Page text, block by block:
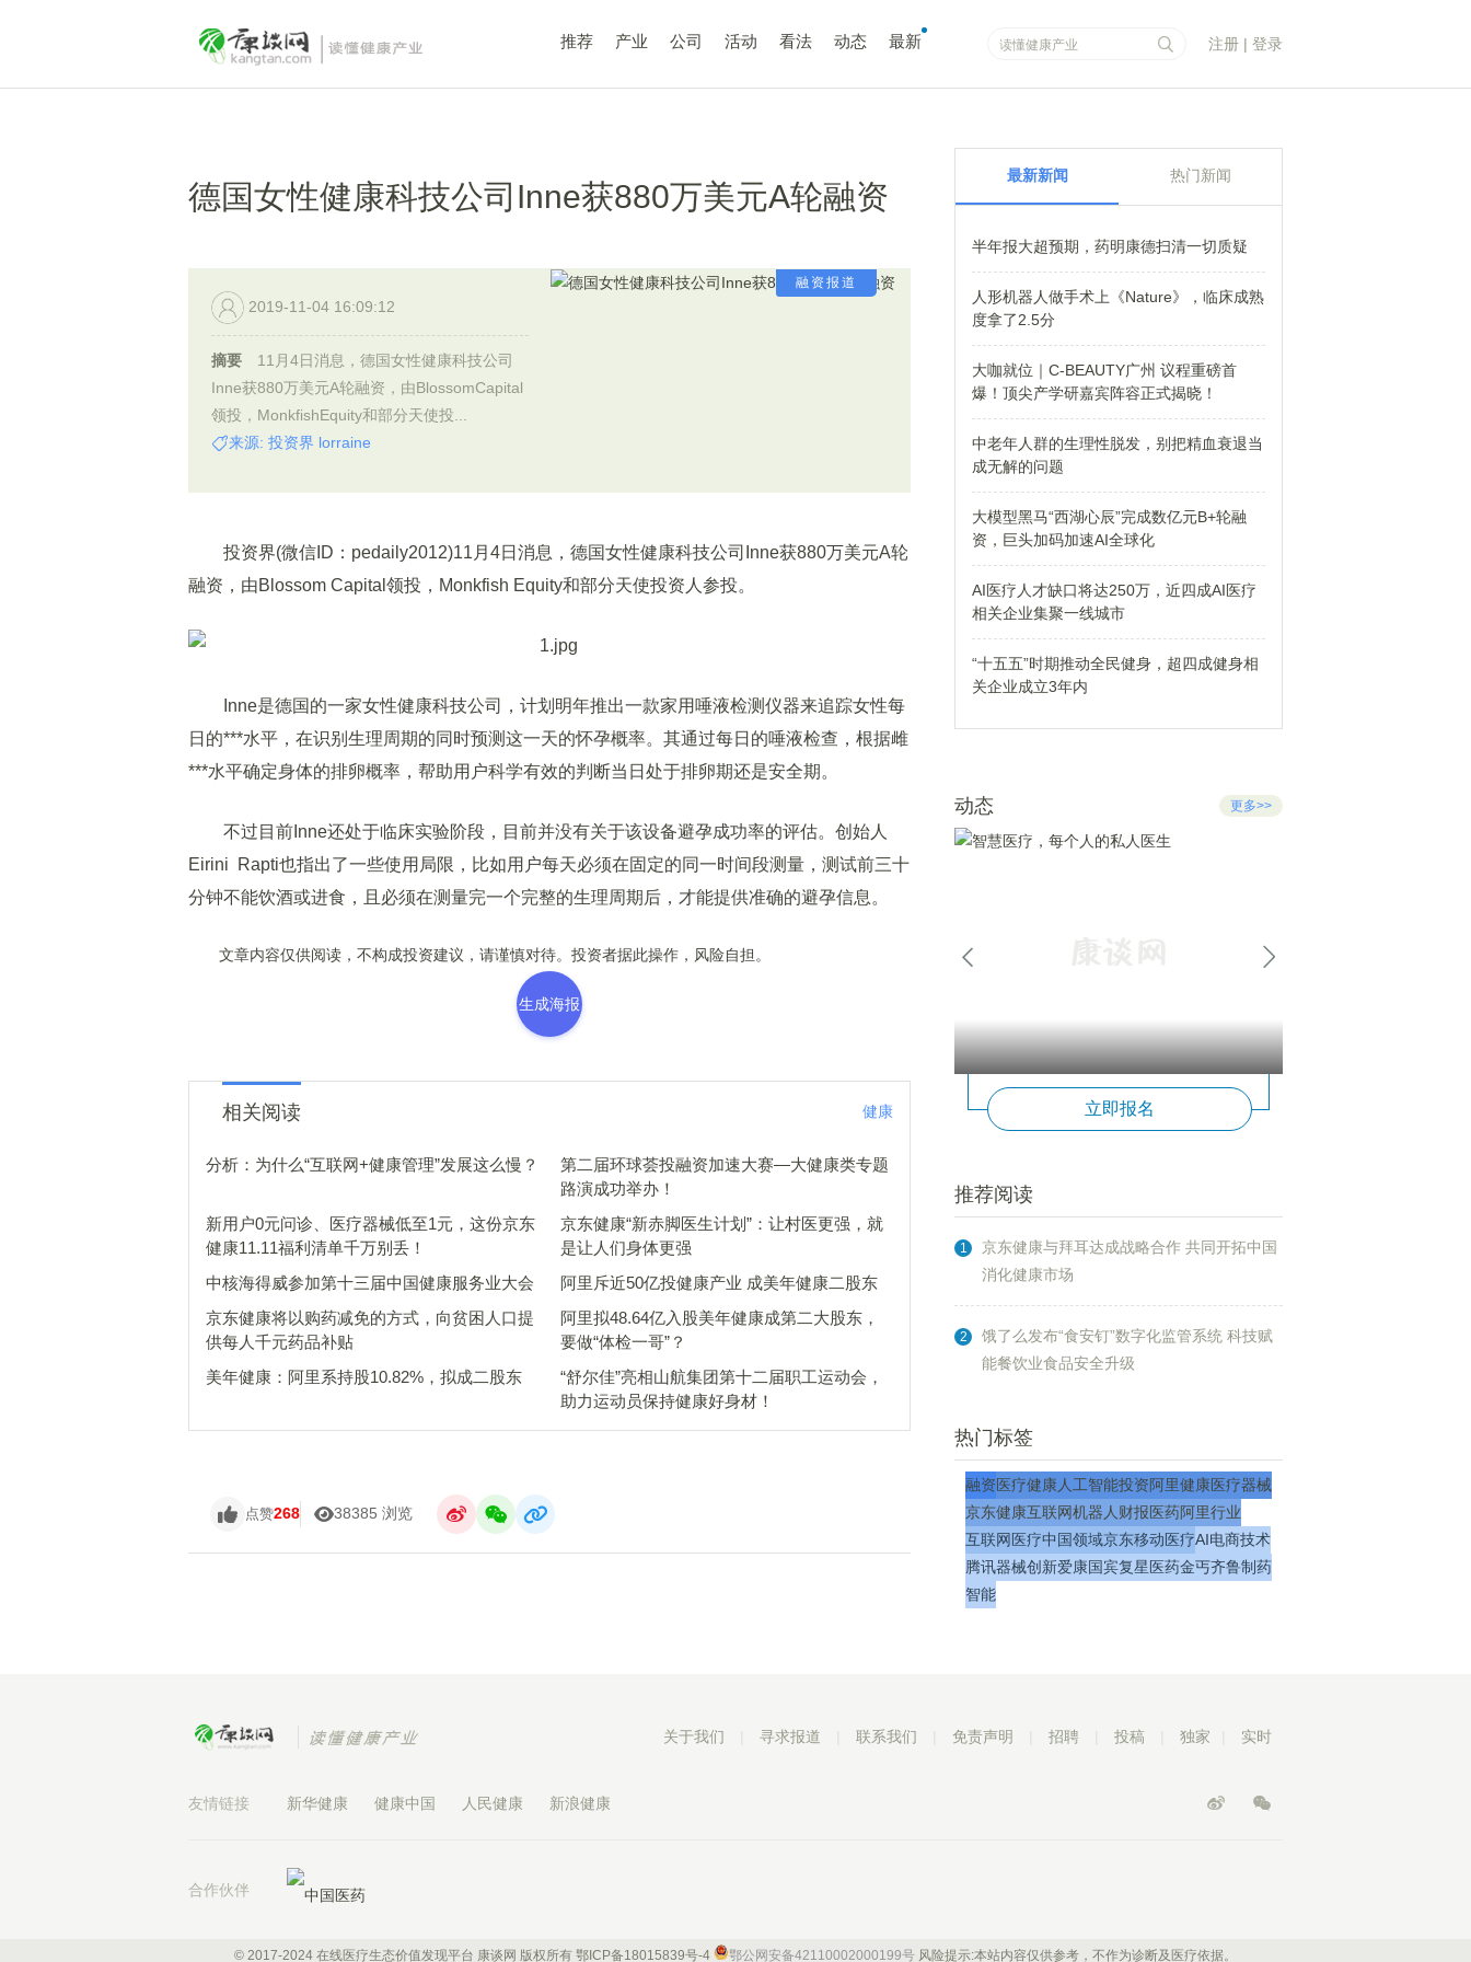
推荐 产业 公司 活动 看法 动态 最新 注册 | 登录
德国女性健康科技公司Inne获880万美元A轮融资
融资报道
2019-11-04 16:09:12
摘要
11月4日消息，德国女性健康科技公司
Inne获880万美元A轮融资，由BlossomCapital
领投，MonkfishEquity和部分天使投...
来源: 投资界 lorraine
投资界(微信ID：pedaily2012)11月4日消息，德国女性健康科技公司Inne获880万美元A轮
融资，由Blossom Capital领投，Monkfish Equity和部分天使投资人参投。
Inne是德国的一家女性健康科技公司，计划明年推出一款家用唾液检测仪器来追踪女性每
日的***水平，在识别生理周期的同时预测这一天的怀孕概率。其通过每日的唾液检查，根据雌
***水平确定身体的排卵概率，帮助用户科学有效的判断当日处于排卵期还是安全期。
不过目前Inne还处于临床实验阶段，目前并没有关于该设备避孕成功率的评估。创始人
Eirini Rapti也指出了一些使用局限，比如用户每天必须在固定的同一时间段测量，测试前三十
分钟不能饮酒或进食，且必须在测量完一个完整的生理周期后，才能提供准确的避孕信息。
文章内容仅供阅读，不构成投资建议，请谨慎对待。投资者据此操作，风险自担。
生成海报
相关阅读 健康
分析：为什么“互联网+健康管理”发展这么慢？
第二届环球荟投融资加速大赛—大健康类专题
路演成功举办！
新用户0元问诊、医疗器械低至1元，这份京东
健康11.11福利清单千万别丢！
京东健康“新赤脚医生计划”：让村医更强，就
是让人们身体更强
中核海得威参加第十三届中国健康服务业大会
阿里斥近50亿投健康产业 成美年健康二股东
京东健康将以购药减免的方式，向贫困人口提
供每人千元药品补贴
阿里拟48.64亿入股美年健康成第二大股东，
要做“体检一哥”？
美年健康：阿里系持股10.82%，拟成二股东
“舒尔佳”亮相山航集团第十二届职工运动会，
助力运动员保持健康好身材！
点赞268 38385 浏览
最新新闻 热门新闻
半年报大超预期，药明康德扫清一切质疑
人形机器人做手术上《Nature》，临床成熟
度拿了2.5分
大咖就位｜C-BEAUTY广州 议程重磅首
爆！顶尖产学研嘉宾阵容正式揭晓！
中老年人群的生理性脱发，别把精血衰退当
成无解的问题
大模型黑马“西湖心辰”完成数亿元B+轮融
资，巨头加码加速AI全球化
AI医疗人才缺口将达250万，近四成AI医疗
相关企业集聚一线城市
“十五五”时期推动全民健身，超四成健身相
关企业成立3年内
动态 更多>>
立即报名
推荐阅读
1
京东健康与拜耳达成战略合作 共同开拓中国
消化健康市场
2
饿了么发布“食安钉”数字化监管系统 科技赋
能餐饮业食品安全升级
热门标签
融资医疗健康人工智能投资阿里健康医疗器械
京东健康互联网机器人 财报医药阿里行业
互联网医疗中国领域京东移动医疗AI电商技术
腾讯器械创新爱康国宾复星医药金丐齐鲁制药
智能
关于我们 寻求报道 联系我们 免责声明 招聘 投稿 独家 实时
友情链接 新华健康 健康中国 人民健康 新浪健康
合作伙伴
© 2017-2024 在线医疗生态价值发现平台 康谈网 版权所有 鄂ICP备18015839号-4 鄂公网安备42110002000199号 风险提示:本站内容仅供参考，不作为诊断及医疗依据。